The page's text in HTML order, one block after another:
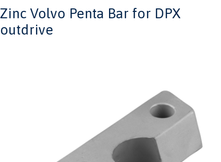
Zinc Volvo Penta Bar for DPX
outdrive